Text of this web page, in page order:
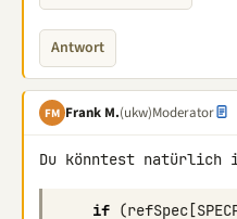
Antwort
FM Frank M.(ukw)Moderator
Du könntest natürlich
if (refSpec [